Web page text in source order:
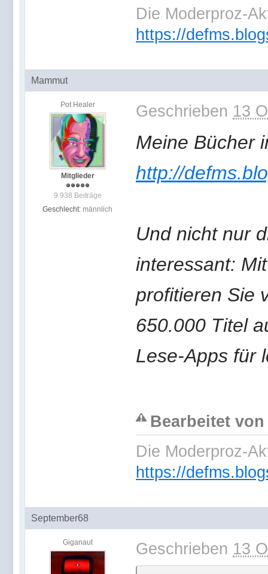
Die Moderproz-
https://
Mammut
Pot Healer
Mitglieder
9.938 Beiträge
Geschlecht: männlich
Geschrieben 13
Meine Bücher
http://
Und nicht nur
interessant:
profitieren Sie
650.000 Titel
Lese-Apps für
Bearbeitet von
Die Moderproz-
https://
September68
Giganaut Geschrieben 13